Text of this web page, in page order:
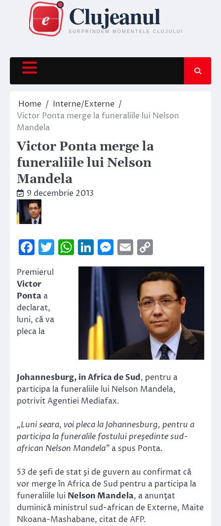
content
Home
Interne/Externe
Victor Ponta merge la funeraliile lui Nelson
Mandela
Victor Ponta merge la
funeraliile lui Nelson
Mandela
9 decembrie 2013
Facebook
Twitter
WhatsApp
LinkedIn
Messenger
Email
Link
Premierul
Victor
Ponta a
declarat,
luni, că va
pleca la
Johannesburg, in Africa de Sud, pentru a
participa la funeraliile lui Nelson Mandela,
potrivit Agentiei Mediafax.
„Luni seara, voi pleca la Johannesburg, pentru a
participa la funeralile fostului preşedinte sud-
african Nelson Mandela” a spus Ponta.
53 de şefi de stat şi de guvern au confirmat că
vor merge în Africa de Sud pentru a participa la
funeraliile lui Nelson Mandela, a anunţat
duminică ministrul sud-african de Externe, Maite
Nkoana-Mashabane, citat de AFP.